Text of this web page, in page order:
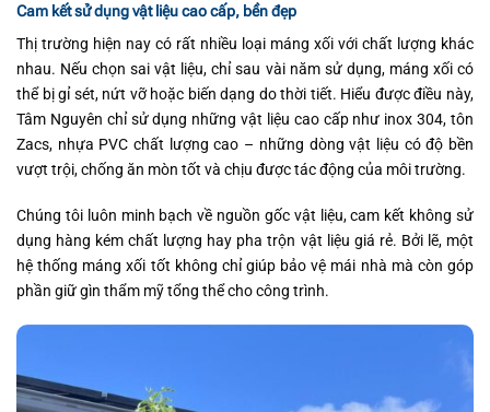
Cam kết sử dụng vật liệu cao cấp, bền đẹp
Thị trường hiện nay có rất nhiều loại máng xối với chất lượng khác
nhau. Nếu chọn sai vật liệu, chỉ sau vài năm sử dụng, máng xối có
thể bị gỉ sét, nứt vỡ hoặc biến dạng do thời tiết. Hiểu được điều này,
Tâm Nguyên chỉ sử dụng những vật liệu cao cấp như inox 304, tôn
Zacs, nhựa PVC chất lượng cao – những dòng vật liệu có độ bền
vượt trội, chống ăn mòn tốt và chịu được tác động của môi trường.
Chúng tôi luôn minh bạch về nguồn gốc vật liệu, cam kết không sử
dụng hàng kém chất lượng hay pha trộn vật liệu giá rẻ. Bởi lẽ, một
hệ thống máng xối tốt không chỉ giúp bảo vệ mái nhà mà còn góp
phần giữ gìn thẩm mỹ tổng thể cho công trình.